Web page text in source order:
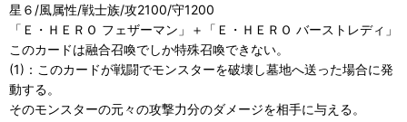
星６/風属性/戦士族/攻2100/守1200
「Ｅ・ＨＥＲＯ フェザーマン」＋「Ｅ・ＨＥＲＯ バーストレディ」
このカードは融合召喚でしか特殊召喚できない。
(1)：このカードが戦闘でモンスターを破壊し墓地へ送った場合に発
動する。
そのモンスターの元々の攻撃力分のダメージを相手に与える。